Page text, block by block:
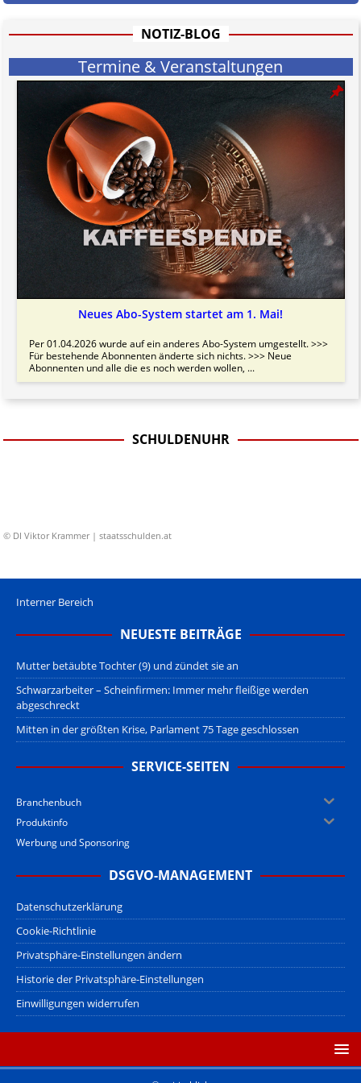
NOTIZ-BLOG
Termine & Veranstaltungen
Neues Abo-System startet am 1. Mai!
Per 01.04.2026 wurde auf ein anderes Abo-System umgestellt. >>>
Für bestehende Abonnenten änderte sich nichts. >>> Neue
Abonnenten und alle die es noch werden wollen, ...
SCHULDENUHR
© DI Viktor Krammer | staatsschulden.at
Interner Bereich
NEUESTE BEITRÄGE
Mutter betäubte Tochter (9) und zündet sie an
Schwarzarbeiter – Scheinfirmen: Immer mehr fleißige werden
abgeschreckt
Mitten in der größten Krise, Parlament 75 Tage geschlossen
SERVICE-SEITEN
Branchenbuch
Produktinfo
Werbung und Sponsoring
DSGVO-MANAGEMENT
Datenschutzerklärung
Cookie-Richtlinie
Privatsphäre-Einstellungen ändern
Historie der Privatsphäre-Einstellungen
Einwilligungen widerrufen